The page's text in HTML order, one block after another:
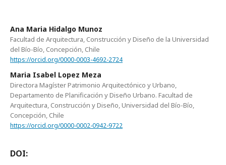
Ana Maria Hidalgo Munoz
Facultad de Arquitectura, Construcción y Diseño de la Universidad
del Bío-Bío, Concepción, Chile
https://orcid.org/0000-0003-4692-2724
Maria Isabel Lopez Meza
Directora Magíster Patrimonio Arquitectónico y Urbano,
Departamento de Planificación y Diseño Urbano. Facultad de
Arquitectura, Construcción y Diseño, Universidad del Bío-Bío,
Concepción, Chile
https://orcid.org/0000-0002-0942-9722
DOI: